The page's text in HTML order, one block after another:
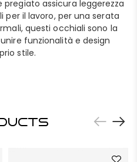
assicura leggerezza
per il lavoro, per una serata
questi occhiali sono la
funzionalità e design
stile.